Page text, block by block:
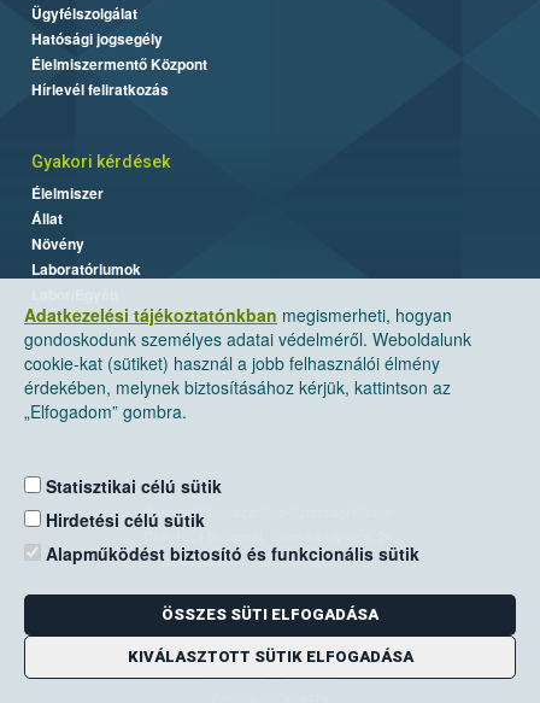
Adatkezelési tájékoztatónkban megismerheti, hogyan
gondoskodunk személyes adatai védelméről. Weboldalunk
cookie-kat (sütiket) használ a jobb felhasználói élmény
érdekében, melynek biztosításához kérjük, kattintson az
„Elfogadom” gombra.
Statisztikai célú sütik
Hirdetési célú sütik
Alapműködést biztosító és funkcionális sütik
ÖSSZES SÜTI ELFOGADÁSA
KIVÁLASZTOTT SÜTIK ELFOGADÁSA
Ügyfélszolgálat
Hatósági jogsegély
Élelmiszermentő Központ
Hírlevél feliratkozás
Gyakori kérdések
Élelmiszer
Állat
Növény
Laboratóriumok
Nemzeti Élelmiszerlánc-biztonsági Hivatal
Levelezési cím: 1525 Budapest. Pf. 30.
E-mail:ugyfelszolgalat@nebih.gov.hu
Zöld szám: 06-80/263-244
Telefon: 06-1/ 336-9000